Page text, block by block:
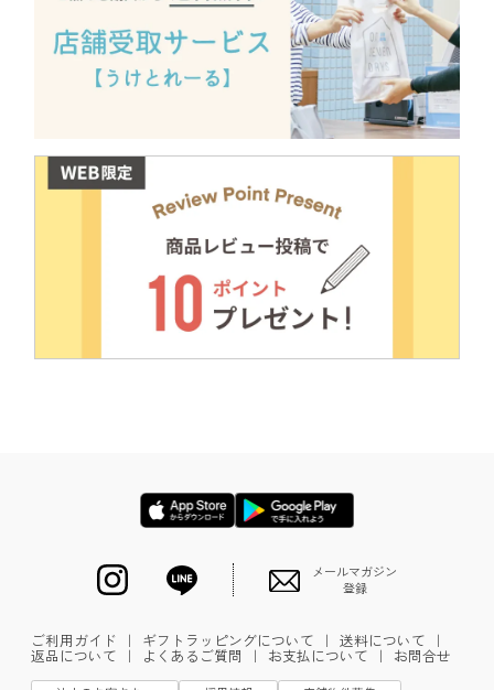
メールマガジン
登録
ご利用ガイド ｜ ギフトラッピングについて ｜ 送料について ｜
返品について ｜ よくあるご質問 ｜ お支払について ｜ お問合せ